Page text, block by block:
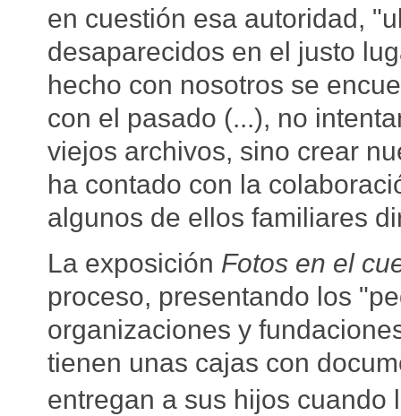
en cuestión esa autoridad,
desaparecidos en el justo
hecho con nosotros se
con el pasado (...), no
viejos archivos, sino crear
ha contado con la
algunos de ellos familiares
La exposición Fotos en el
proceso, presentando los
organizaciones y
tienen unas cajas con
entregan a sus hijos cuando